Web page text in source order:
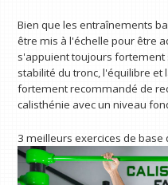
Bien que les entraînements
être mis à l'échelle pour être
s'appuient toujours fortement
stabilité du tronc, l'équilibre et
fortement recommandé de
calisthénie avec un niveau
3 meilleurs exercices de base